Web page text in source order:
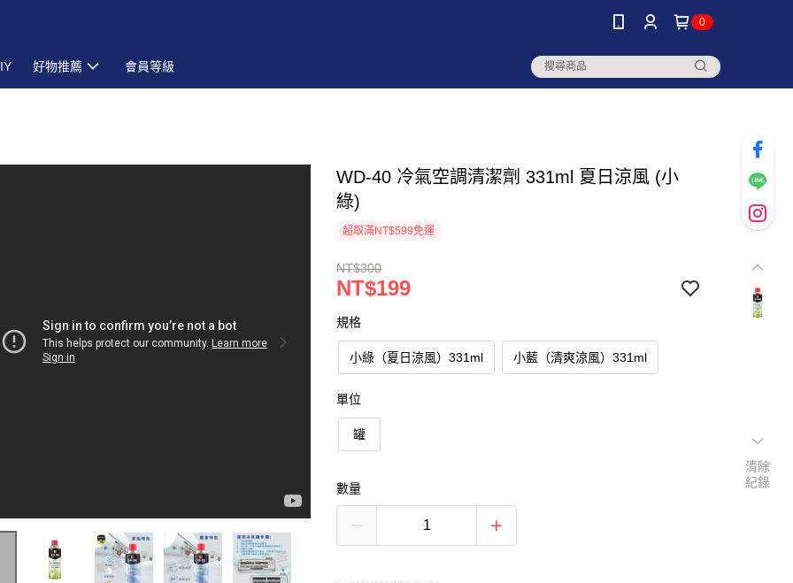
0
好物推薦 會員等級
WD-40 冷氣空調清潔劑 331ml 夏日涼風 (小
綠)
超取滿NT$599免運
NT$300
NT$199
規格
小綠（夏日涼風）331ml 小藍（清爽涼風）331ml
單位
罐
數量
清除
紀錄